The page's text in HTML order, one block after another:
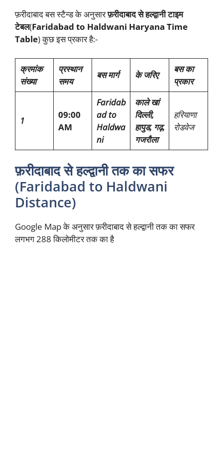
फ़रीदाबाद बस स्टैन्ड के अनुसारफ़रीदाबाद से हल्द्वानी टाइम
टेबल(Faridabad to Haldwani Haryana Time
Table) कुछ इस प्रकार है:-
क्रमांक
संख्या
प्रस्थान
समय
बस मार्ग के जरिए
बस का
प्रकार
1
09:00
AM
Faridab
ad to
Haldwa
ni
काले खां
दिल्ली,
हापुड, गढ़,
गजरौला
हरियाणा
रोडवेज
फ़रीदाबाद से हल्द्वानी तक का सफर
(Faridabad to Haldwani
Distance)
Google Map के अनुसार फ़रीदाबाद से हल्द्वानी तक का सफर
लगभग 288 किलोमीटर तक का है